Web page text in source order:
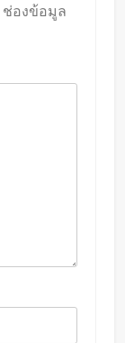
ช่องข้อมูล